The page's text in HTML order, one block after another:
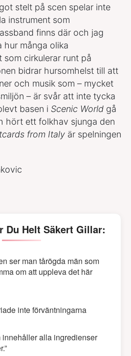
stelt på scen spelar inte
instrument som
finns där och jag
hur många olika
som cirkulerar runt på
bidrar hursomhelst till att
och musik som – mycket
– är svår att inte tycka
basen i Scenic World gå
hört ett folkhav sjunga den
from Italy är spelningen
Du Helt Säkert Gillar:
ser man tårögda män som
om att uppleva det här
inte förväntningarna
innehåller alla ingredienser